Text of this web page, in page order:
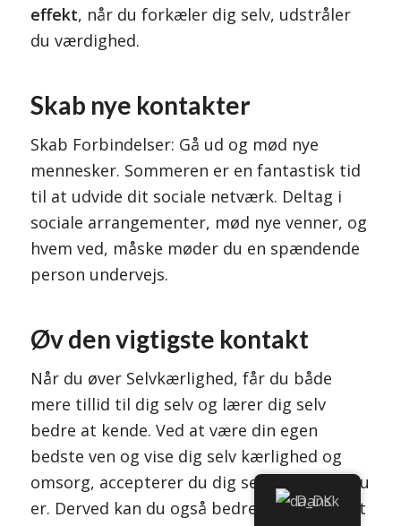
effekt, når du forkæler dig selv, udstråler
du værdighed.
Skab nye kontakter
Skab Forbindelser: Gå ud og mød nye
mennesker. Sommeren er en fantastisk tid
til at udvide dit sociale netværk. Deltag i
sociale arrangementer, mød nye venner, og
hvem ved, måske møder du en spændende
person undervejs.
Øv den vigtigste kontakt
Når du øver Selvkærlighed, får du både
mere tillid til dig selv og lærer dig selv
bedre at kende. Ved at være din egen
bedste ven og vise dig selv kærlighed og
omsorg, accepterer du dig selv som den, du
er. Derved kan du også bedre accepterer at
Dansk